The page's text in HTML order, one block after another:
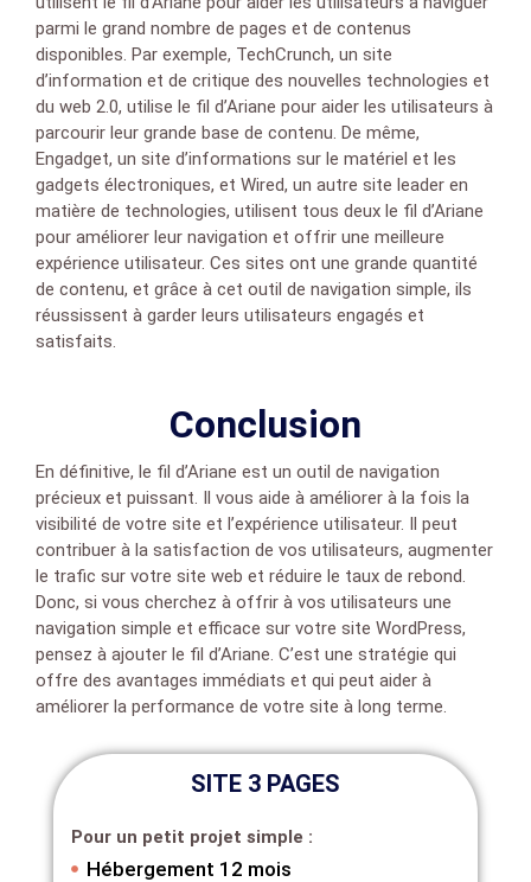
parmi le grand nombre de pages et de contenus
disponibles. Par exemple, TechCrunch, un site
d’information et de critique des nouvelles technologies et
du web 2.0, utilise le fil d’Ariane pour aider les utilisateurs à
parcourir leur grande base de contenu. De même,
Engadget, un site d’informations sur le matériel et les
gadgets électroniques, et Wired, un autre site leader en
matière de technologies, utilisent tous deux le fil d’Ariane
pour améliorer leur navigation et offrir une meilleure
expérience utilisateur. Ces sites ont une grande quantité
de contenu, et grâce à cet outil de navigation simple, ils
réussissent à garder leurs utilisateurs engagés et
satisfaits.
Conclusion
En définitive, le fil d’Ariane est un outil de navigation
précieux et puissant. Il vous aide à améliorer à la fois la
visibilité de votre site et l’expérience utilisateur. Il peut
contribuer à la satisfaction de vos utilisateurs, augmenter
le trafic sur votre site web et réduire le taux de rebond.
Donc, si vous cherchez à offrir à vos utilisateurs une
navigation simple et efficace sur votre site WordPress,
pensez à ajouter le fil d’Ariane. C’est une stratégie qui
offre des avantages immédiats et qui peut aider à
améliorer la performance de votre site à long terme.
SITE 3 PAGES
Pour un petit projet simple :
Hébergement 12 mois